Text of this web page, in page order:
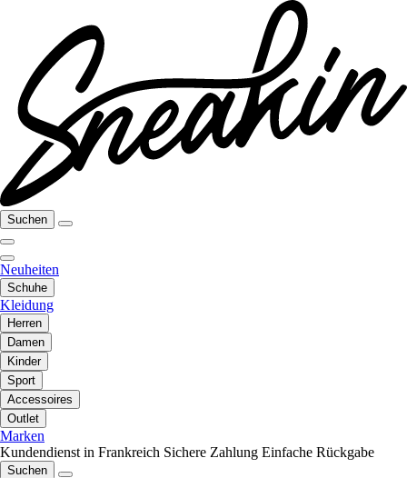
Suchen
Neuheiten
Schuhe
Kleidung
Herren
Damen
Kinder
Sport
Accessoires
Outlet
Marken
Kundendienst in Frankreich Sichere Zahlung Einfache Rückgabe
Suchen